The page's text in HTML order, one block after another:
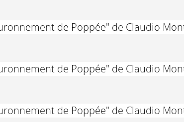
de Poppée" de Claudio
de Poppée" de Claudio
de Poppée" de Claudio